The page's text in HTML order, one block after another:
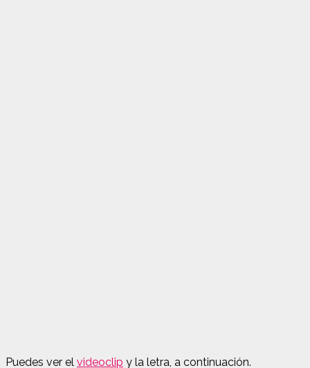
Puedes ver el videoclip y la letra, a continuación.